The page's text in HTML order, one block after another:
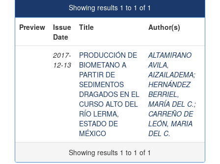
Showing results 1 to 1 of 1
Preview
Issue
Date
Title Author(s)
2017-
12-13
PRODUCCIÓN DE
BIOMETANO A
PARTIR DE
SEDIMENTOS
DRAGADOS EN EL
CURSO ALTO DEL
RÍO LERMA,
ESTADO DE
MÉXICO
ALTAMIRANO
AVILA,
AIZAILADEMA;
HERNÁNDEZ
BERRIEL,
MARÍA DEL C.;
CARREÑO DE
LEÓN, MARIA
DEL C.
Showing results 1 to 1 of 1